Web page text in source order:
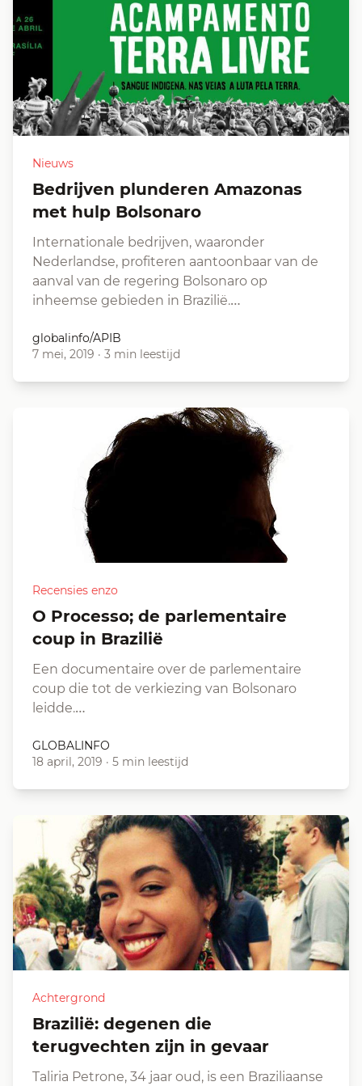
Nieuws
Bedrijven plunderen Amazonas
met hulp Bolsonaro
Internationale bedrijven, waaronder
Nederlandse, profiteren aantoonbaar van de
aanval van de regering Bolsonaro op
inheemse gebieden in Brazilië.…
globalinfo/APIB
7 mei, 2019 · 3 min leestijd
Recensies enzo
O Processo; de parlementaire
coup in Brazilië
Een documentaire over de parlementaire
coup die tot de verkiezing van Bolsonaro
leidde.…
GLOBALINFO
18 april, 2019 · 5 min leestijd
Achtergrond
Brazilië: degenen die
terugvechten zijn in gevaar
Taliria Petrone, 34 jaar oud, is een Braziliaanse